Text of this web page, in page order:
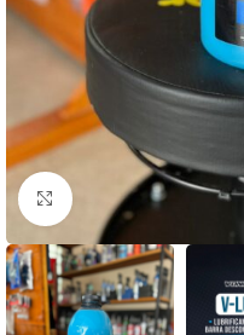
Clique para ampliar